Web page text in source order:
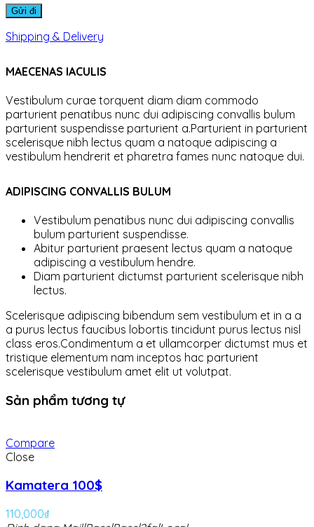
Shipping & Delivery
MAECENAS IACULIS
Vestibulum curae torquent diam diam commodo
parturient penatibus nunc dui adipiscing convallis bulum
parturient suspendisse parturient a.Parturient in parturient
scelerisque nibh lectus quam a natoque adipiscing a
vestibulum hendrerit et pharetra fames nunc natoque dui.
ADIPISCING CONVALLIS BULUM
Vestibulum penatibus nunc dui adipiscing convallis
bulum parturient suspendisse.
Abitur parturient praesent lectus quam a natoque
adipiscing a vestibulum hendre.
Diam parturient dictumst parturient scelerisque nibh
lectus.
Scelerisque adipiscing bibendum sem vestibulum et in a a
a purus lectus faucibus lobortis tincidunt purus lectus nisl
class eros.Condimentum a et ullamcorper dictumst mus et
tristique elementum nam inceptos hac parturient
scelerisque vestibulum amet elit ut volutpat.
Sản phẩm tương tự
Compare
Close
Kamatera 100$
110,000₫